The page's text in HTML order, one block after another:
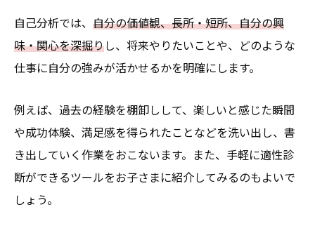
自己分析では、 自分の価値観、長所・短所、自分の興
味・関心を深掘りし、将来やりたいことや、どのような
仕事に自分の強みが活かせるかを明確にします。
例えば、過去の経験を棚卸しして、楽しいと感じた瞬間
や成功体験、満足感を得られたことなどを洗い出し、書
き出していく作業をおこないます。また、手軽に適性診
断ができるツールをお子さまに紹介してみるのもよいで
しょう。